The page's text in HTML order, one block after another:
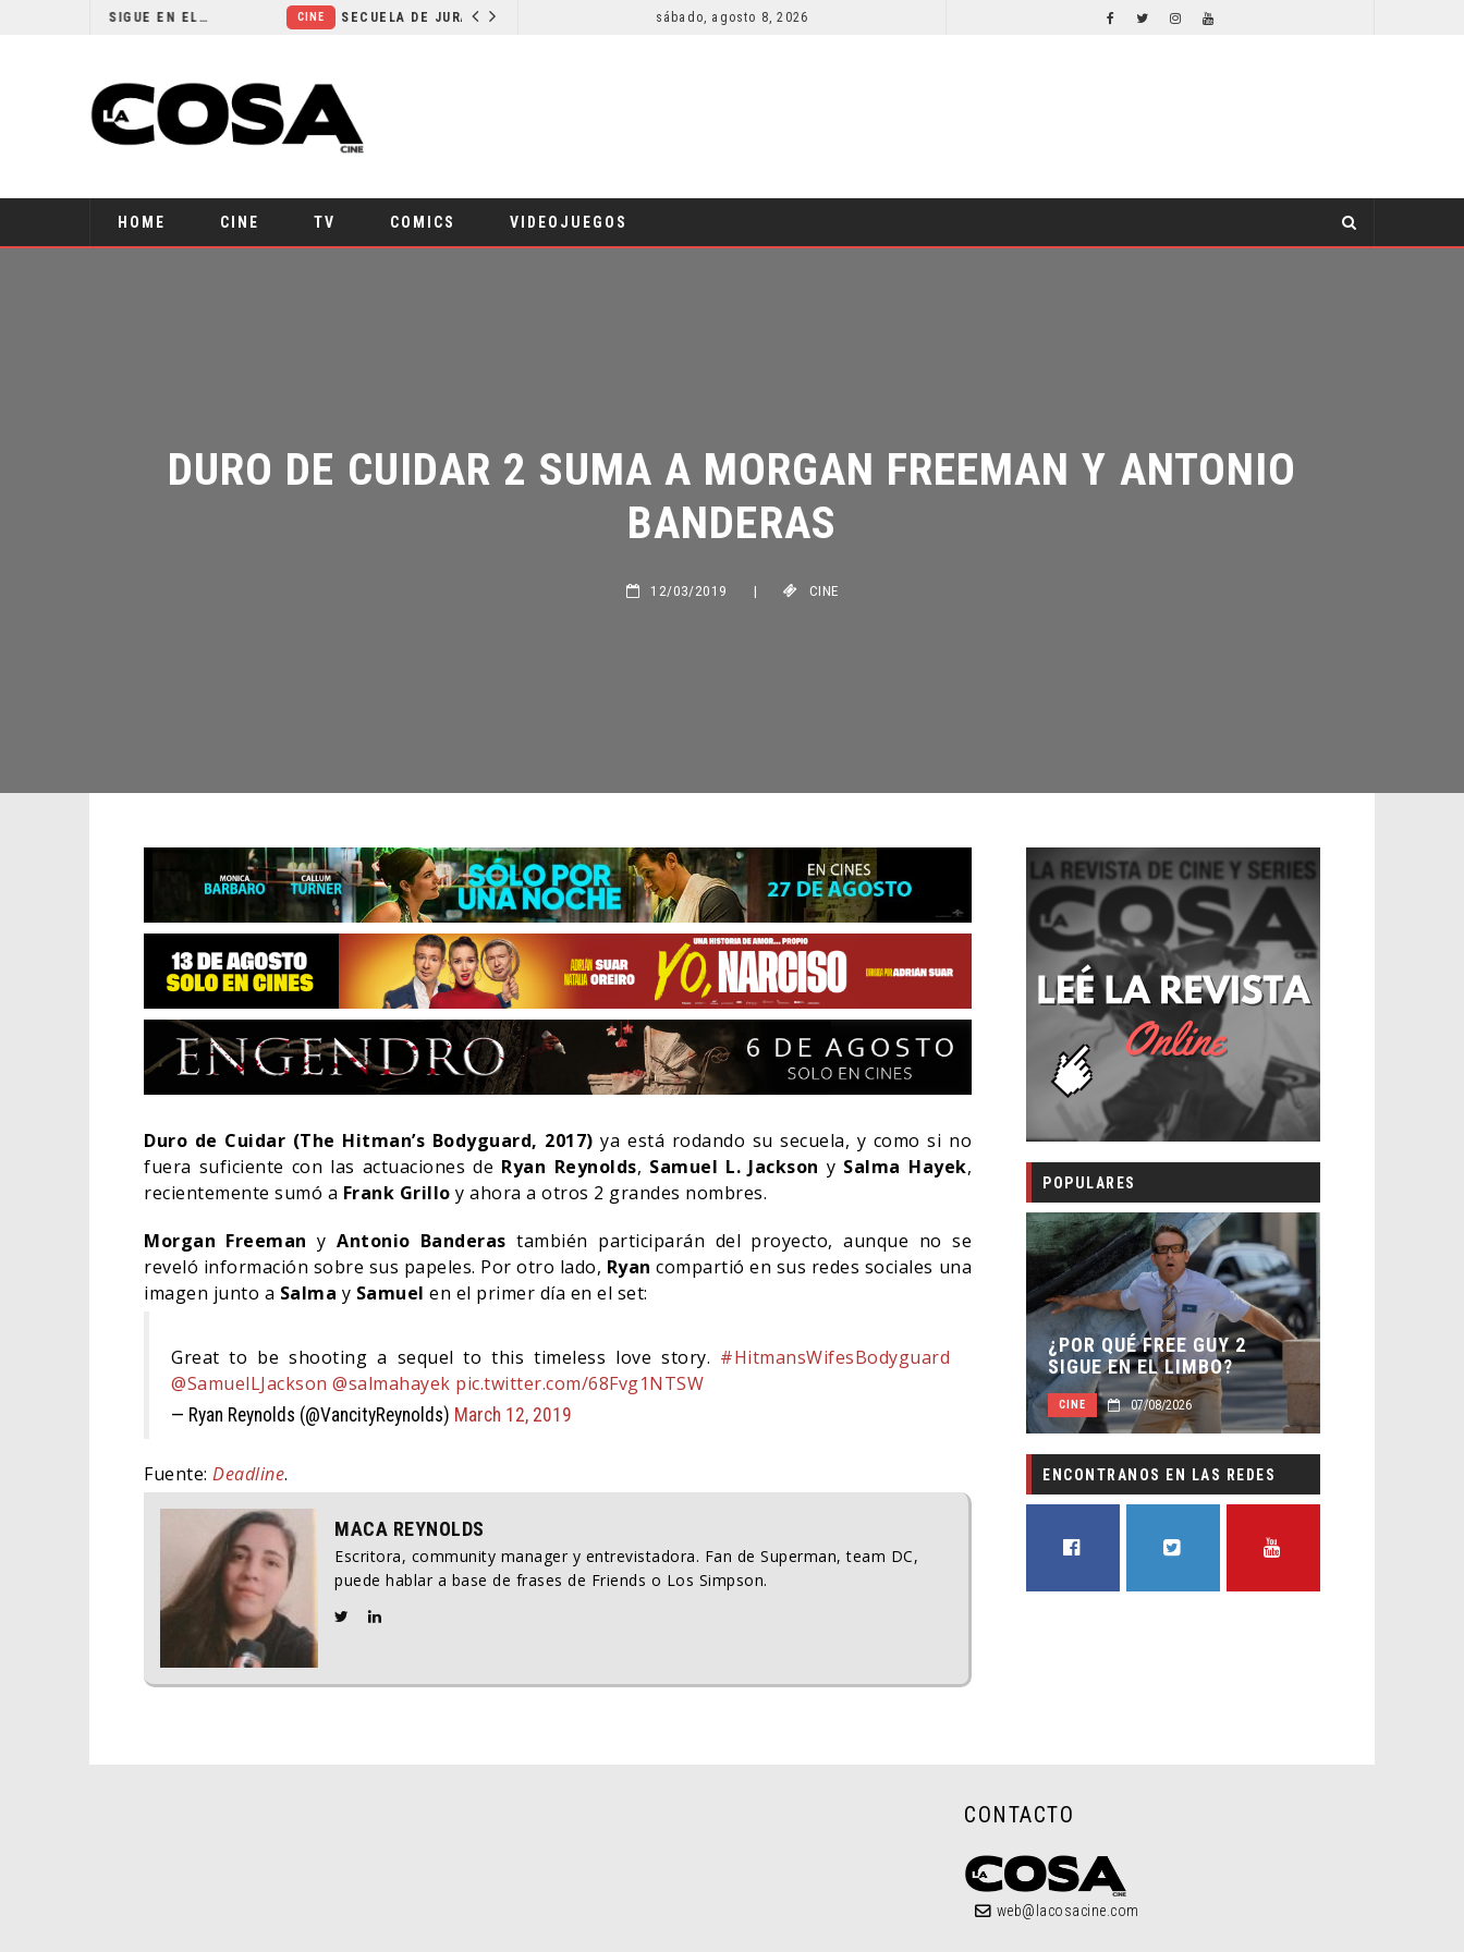
CINE SECUELA DE JURASSIC WORLD REBIRTH PIERDE DIRECTOR sábado, agosto 8, 2026
HOME CINE TV COMICS VIDEOJUEGOS
DURO DE CUIDAR 2 SUMA A MORGAN FREEMAN Y ANTONIO
BANDERAS
Duro de Cuidar (The Hitman’s Bodyguard, 2017) ya está rodando su secuela, y como si no
fuera suficiente con las actuaciones de Ryan Reynolds, Samuel L. Jackson y Salma Hayek,
recientemente sumó a Frank Grillo y ahora a otros 2 grandes nombres.
Morgan FreemanyAntonio Banderas también participarán del proyecto, aunque no se
reveló información sobre sus papeles. Por otro lado, Ryancompartió en sus redes sociales una
imagen junto a Salma y Samuel en el primer día en el set:
Great to be shooting a sequel to this timeless love story. #HitmansWifesBodyguard
@SamuelLJackson @salmahayek pic.twitter.com/68Fvg1NTSW
— Ryan Reynolds (@VancityReynolds) March 12, 2019
Fuente: Deadline.
MACA REYNOLDS
Escritora, community manager y entrevistadora. Fan de Superman, team DC,
puede hablar a base de frases de Friends o Los Simpson.
POPULARES
ELIGE A SU VILLANO
06/08/2026
TRAILER FINAL
¿POR QUÉ FREE GUY 2
SIGUE EN EL LIMBO?
CINE 07/08/2026
ENCONTRANOS EN LAS REDES
CONTACTO
web@lacosacine.com